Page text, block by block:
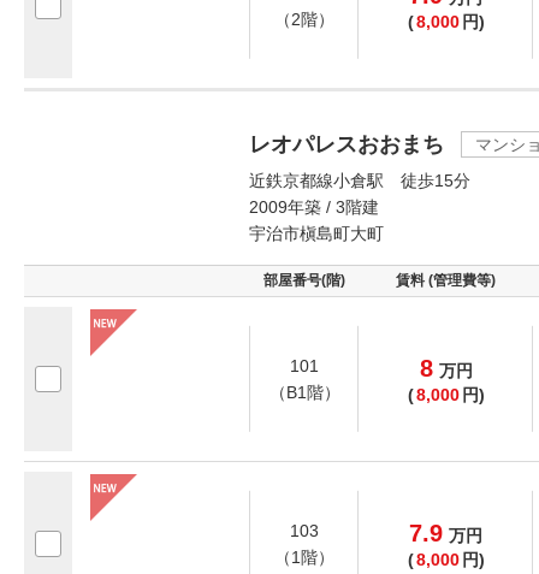
（2階）
(8,000 円)
レオパレスおおまち
マンシ
近鉄京都線小倉駅 徒歩15分
2009年築 / 3階建
宇治市槇島町大町
部屋番号(階) 賃料 (管理費等)
101
（B1階）
8 万円
(8,000 円)
103
（1階）
7.9 万円
(8,000 円)